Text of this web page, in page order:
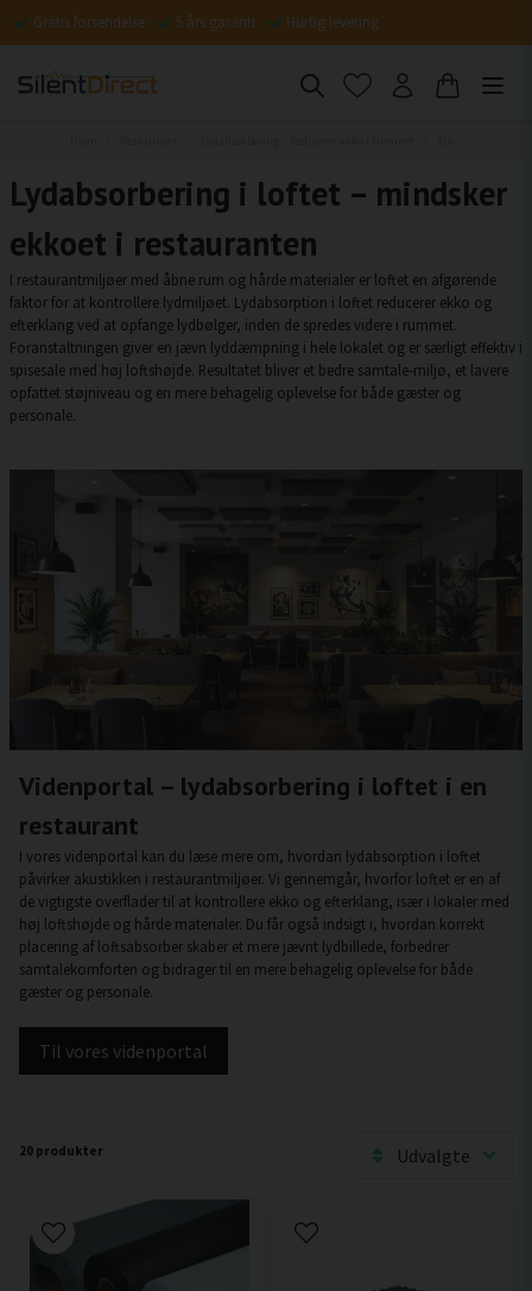
Gratis forsendelse 5 års garanti Hurtig levering
Lydabsorbering i loftet – mindsker
ekkoet i restauranten
I restaurantmiljøer med åbne rum og hårde materialer er loftet en afgørende
faktor for at kontrollere lydmiljøet. Lydabsorption i loftet reducerer ekko og
efterklang ved at opfange lydbølger, inden de spredes videre i rummet.
Foranstaltningen giver en jævn lyddæmpning i hele lokalet og er særligt effektiv i
spisesale med høj loftshøjde. Resultatet bliver et bedre samtale-miljø, et lavere
opfattet støjniveau og en mere behagelig oplevelse for både gæster og
personale.
Videnportal – lydabsorbering i loftet i en
restaurant
I vores videnportal kan du læse mere om, hvordan lydabsorption i loftet
påvirker akustikken i restaurantmiljøer. Vi gennemgår, hvorfor loftet er en af
de vigtigste overflader til at kontrollere ekko og efterklang, især i lokaler med
høj loftshøjde og hårde materialer. Du får også indsigt i, hvordan korrekt
placering af loftsabsorber skaber et mere jævnt lydbillede, forbedrer
samtalekomforten og bidrager til en mere behagelig oplevelse for både
gæster og personale.
Til vores videnportal
20 produkter Udvalgte